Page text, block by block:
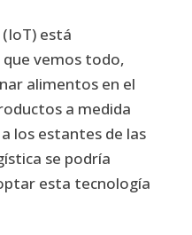
está
vemos todo,
alimentos en el
a medida
los estantes de las
se podría
esta tecnología